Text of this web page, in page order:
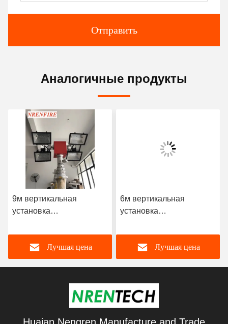
Отправить
Аналогичные продукты
9м вертикальная
установка
телескопическая мачта
осветительная башня
4x1000W галогенные
Лучшая цена
6м вертикальная
установка
телескопическая мачта
осветительная башня
4x1000W галогенные
Лучшая цена